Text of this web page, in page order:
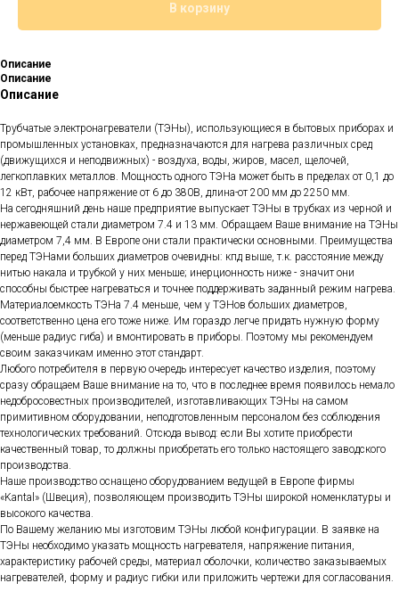
В корзину
Описание
Описание
Описание
Трубчатые электронагреватели (ТЭНы), использующиеся в бытовых приборах и
промышленных установках, предназначаются для нагрева различных сред
(движущихся и неподвижных) - воздуха, воды, жиров, масел, щелочей,
легкоплавких металлов. Мощность одного ТЭНа может быть в пределах от 0,1 до
12 кВт, рабочее напряжение от 6 до 380В, длина-от 200 мм до 2250 мм.
На сегодняшний день наше предприятие выпускает ТЭНы в трубках из черной и
нержавеющей стали диаметром 7.4 и 13 мм. Обращаем Ваше внимание на ТЭНы
диаметром 7,4 мм. В Европе они стали практически основными. Преимущества
перед ТЭНами больших диаметров очевидны: кпд выше, т.к. расстояние между
нитью накала и трубкой у них меньше; инерционность ниже - значит они
способны быстрее нагреваться и точнее поддерживать заданный режим нагрева.
Материалоемкость ТЭНа 7.4 меньше, чем у ТЭНов больших диаметров,
соответственно цена его тоже ниже. Им гораздо легче придать нужную форму
(меньше радиус гиба) и вмонтировать в приборы. Поэтому мы рекомендуем
своим заказчикам именно этот стандарт.
Любого потребителя в первую очередь интересует качество изделия, поэтому
сразу обращаем Ваше внимание на то, что в последнее время появилось немало
недобросовестных производителей, изготавливающих ТЭНы на самом
примитивном оборудовании, неподготовленным персоналом без соблюдения
технологических требований. Отсюда вывод: если Вы хотите приобрести
качественный товар, то должны приобретать его только настоящего заводского
производства.
Наше производство оснащено оборудованием ведущей в Европе фирмы
«Kantal» (Швеция), позволяющем производить ТЭНы широкой номенклатуры и
высокого качества.
По Вашему желанию мы изготовим ТЭНы любой конфигурации. В заявке на
ТЭНы необходимо указать мощность нагревателя, напряжение питания,
характеристику рабочей среды, материал оболочки, количество заказываемых
нагревателей, форму и радиус гибки или приложить чертежи для согласования.